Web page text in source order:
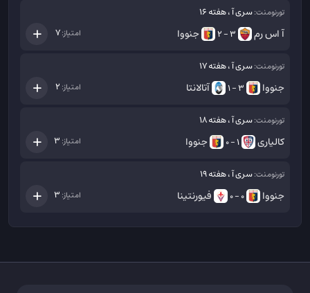
تورنومنت:سری آ ، هفته 16
آ اس رم 3 - 2 جنووا امتیاز:7
تورنومنت:سری آ ، هفته 17
جنووا 3 - 1 آتالانتا امتیاز: 2
تورنومنت:سری آ ، هفته 18
کالیاری 1 - 0 جنووا امتیاز: 3
تورنومنت:سری آ ، هفته 19
جنووا 0 - 0 فیورنتینا امتیاز: 3